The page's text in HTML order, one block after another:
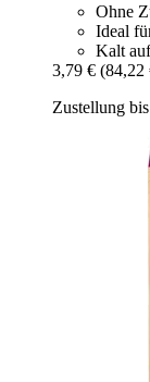
Ohne
Ideal
Kalt
3,79 € (84,22
Zustellung